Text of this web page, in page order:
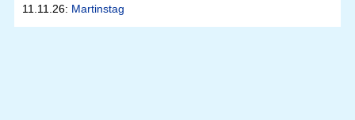
11.11.26: Martinstag